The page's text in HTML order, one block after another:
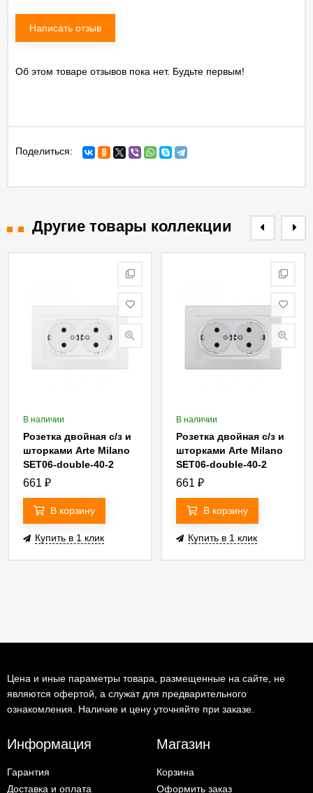
Написать отзыв
Об этом товаре отзывов пока нет. Будьте первым!
Поделиться:
Другие товары коллекции
В наличии
Розетка двойная с/з и
шторками Arte Milano
SET06-double-40-2
white
661 ₽
В корзину
Купить в 1 клик
В наличии
Розетка двойная с/з и
шторками Arte Milano
SET06-double-40-2
silver
661 ₽
В корзину
Купить в 1 клик
Цена и иные параметры товара, размещенные на сайте, не
являются офертой, а служат для предварительного
ознакомления. Наличие и цену уточняйте при заказе.
Информация
Гарантия
Доставка и оплата
Магазин
Корзина
Оформить заказ